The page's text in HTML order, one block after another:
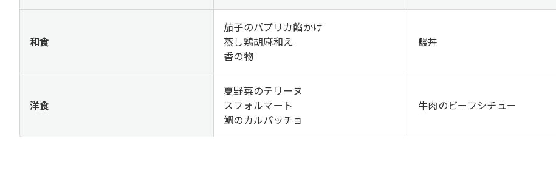
和食
茄子のパプリカ餡かけ
蒸し鶏胡麻和え
香の物
鰻丼
洋食
夏野菜のテリーヌ
スフォルマート
鯛のカルパッチョ
牛肉のビーフシチュー